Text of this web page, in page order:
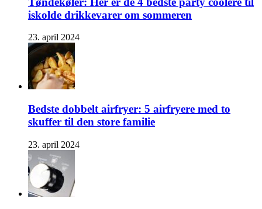
iskolde drikkevarer om sommeren
23. april 2024
Bedste dobbelt airfryer: 5 airfryere med to
skuffer til den store familie
23. april 2024